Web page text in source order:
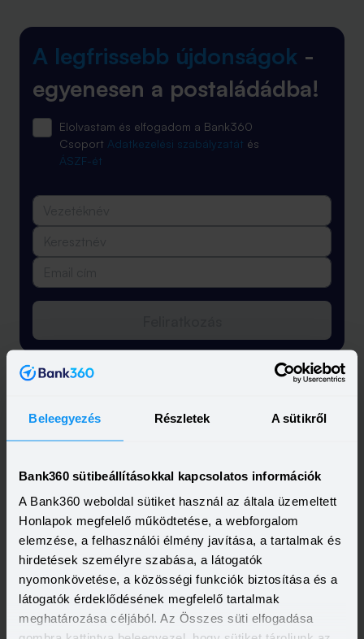
Beleegyezés Részletek A sütikről
Bank360 sütibeállításokkal kapcsolatos információk
A Bank360 weboldal sütiket használ az általa üzemeltett
Honlapok megfelelő működtetése, a webforgalom
elemzése, a felhasználói élmény javítása, a tartalmak és
hirdetések személyre szabása, a látogatók
nyomonkövetése, a közösségi funkciók biztosítása és a
látogatók érdeklődésének megfelelő tartalmak
meghatározása céljából. Az Összes süti elfogadása
A legfrissebb újdonságok -
egyenesen a postaládádba!
Elolvastam és elfogadom a Bank360
Csoport Adatkezelési szabályzatát és
ÁSZF-ét